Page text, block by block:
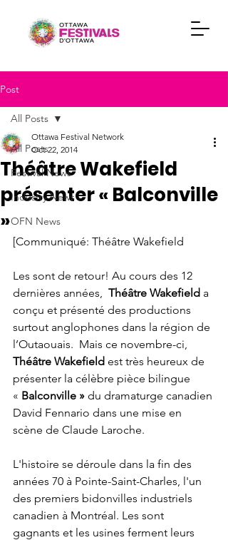
Post
All Posts
Festival News
Industry News
OFN News
All Posts
Théâtre Wakefield
présenter « Balconville
»
Ottawa Festival Network
Oct 22, 2014
[Communiqué: Théâtre Wakefield
Les sont de retour! Au cours des 12
dernières années, Théâtre Wakefield a
conçu et présenté des productions
surtout anglophones dans la région de
l’Outaouais.  Mais ce novembre-ci,
Théâtre Wakefield est très heureux de
présenter la célèbre pièce bilingue
« Balconville » du dramaturge canadien
David Fennario dans une mise en
scène de Claude Laroche.
L'histoire se déroule dans la fin des
années 70 à Pointe-Saint-Charles, l'un
des premiers bidonvilles industriels
canadien à Montréal. Les sont
gagnants et les usines ferment leurs